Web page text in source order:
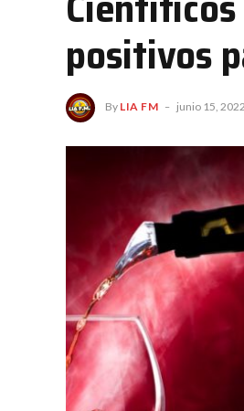
positivos
By LIA FM junio 15, 2022